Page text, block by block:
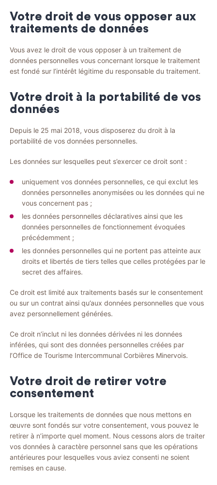
Votre droit de vous opposer aux
traitements de données
Vous avez le droit de vous opposer à un traitement de
données personnelles vous concernant lorsque le traitement
est fondé sur l’intérêt légitime du responsable du traitement.
Votre droit à la portabilité de vos
données
Depuis le 25 mai 2018, vous disposerez du droit à la
portabilité de vos données personnelles.
Les données sur lesquelles peut s’exercer ce droit sont :
uniquement vos données personnelles, ce qui exclut les
données personnelles anonymisées ou les données qui ne
vous concernent pas ;
les données personnelles déclaratives ainsi que les
données personnelles de fonctionnement évoquées
précédemment ;
les données personnelles qui ne portent pas atteinte aux
droits et libertés de tiers telles que celles protégées par le
secret des affaires.
Ce droit est limité aux traitements basés sur le consentement
ou sur un contrat ainsi qu’aux données personnelles que vous
avez personnellement générées.
Ce droit n’inclut ni les données dérivées ni les données
inférées, qui sont des données personnelles créées par
l’Office de Tourisme Intercommunal Corbières Minervois.
Votre droit de retirer votre
consentement
Lorsque les traitements de données que nous mettons en
œuvre sont fondés sur votre consentement, vous pouvez le
retirer à n’importe quel moment. Nous cessons alors de traiter
vos données à caractère personnel sans que les opérations
antérieures pour lesquelles vous aviez consenti ne soient
remises en cause.